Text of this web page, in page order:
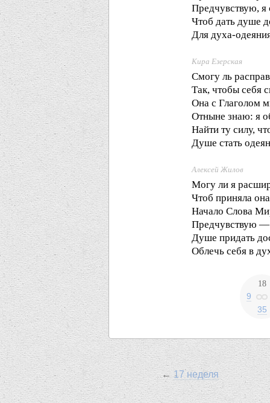
Предчувствую, я
Чтоб дать душе
Для духа-
Кира Езерская
Смогу ль
Так, чтобы себя
Она с Глаголом
Отныне знаю: я
Найти ту силу,
Душе стать
Алексей Жилов
Могу ли я
Чтоб приняла
Начало Слова
Предчувствую —
Душе придать
Облечь себя в
18
9
35
←17 неделя